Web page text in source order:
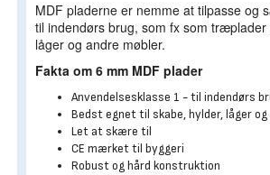
MDF pladerne er nemme at tilpasse og
til indendørs brug, som fx som træplader
låger og andre møbler.
Fakta om 6 mm MDF plader
Anvendelsesklasse 1 - til indendørs
Bedst egnet til skabe, hylder, låger
Let at skære til
CE mærket til byggeri
Robust og hård konstruktion